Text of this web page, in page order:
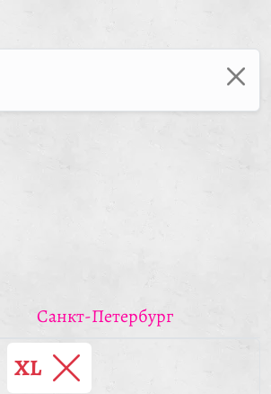
Санкт-Петербург
XL